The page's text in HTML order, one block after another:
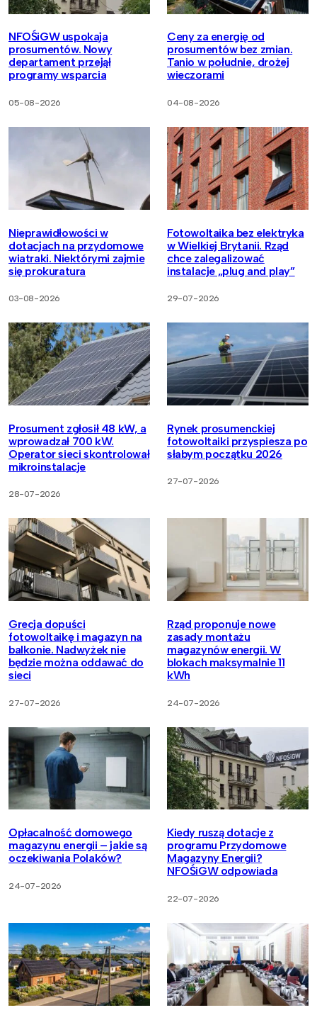
NFOŚiGW uspokaja
prosumentów. Nowy
departament przejął
programy wsparcia
05-08-2026
Ceny za energię od
prosumentów bez zmian.
Tanio w południe, drożej
wieczorami
04-08-2026
Nieprawidłowości w
dotacjach na przydomowe
wiatraki. Niektórymi zajmie
się prokuratura
03-08-2026
Fotowoltaika bez elektryka
w Wielkiej Brytanii. Rząd
chce zalegalizować
instalacje „plug and play”
29-07-2026
Prosument zgłosił 48 kW, a
wprowadzał 700 kW.
Operator sieci skontrolował
mikroinstalacje
28-07-2026
Rynek prosumenckiej
fotowoltaiki przyspiesza po
słabym początku 2026
27-07-2026
Grecja dopuści
fotowoltaikę i magazyn na
balkonie. Nadwyżek nie
będzie można oddawać do
sieci
27-07-2026
Rząd proponuje nowe
zasady montażu
magazynów energii. W
blokach maksymalnie 11
kWh
24-07-2026
Opłacalność domowego
magazynu energii – jakie są
oczekiwania Polaków?
24-07-2026
Kiedy ruszą dotacje z
programu Przydomowe
Magazyny Energii?
NFOŚiGW odpowiada
22-07-2026